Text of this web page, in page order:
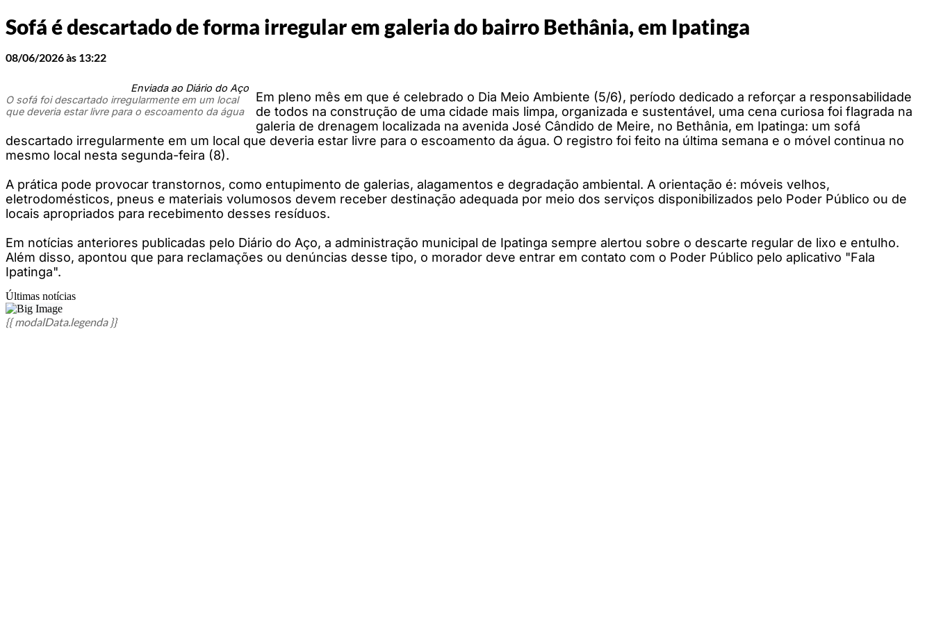
Sofá é descartado de forma irregular em galeria do bairro Bethânia, em Ipatinga
08/06/2026 às 13:22
Enviada ao Diário do Aço
O sofá foi descartado irregularmente em um local
que deveria estar livre para o escoamento da água
Em pleno mês em que é celebrado o Dia Meio Ambiente (5/6), período dedicado a reforçar a responsabilidade
de todos na construção de uma cidade mais limpa, organizada e sustentável, uma cena curiosa foi flagrada na
galeria de drenagem localizada na avenida José Cândido de Meire, no Bethânia, em Ipatinga: um sofá
descartado irregularmente em um local que deveria estar livre para o escoamento da água. O registro foi feito na última semana e o móvel continua no
mesmo local nesta segunda-feira (8).
A prática pode provocar transtornos, como entupimento de galerias, alagamentos e degradação ambiental. A orientação é: móveis velhos,
eletrodomésticos, pneus e materiais volumosos devem receber destinação adequada por meio dos serviços disponibilizados pelo Poder Público ou de
locais apropriados para recebimento desses resíduos.
Em notícias anteriores publicadas pelo Diário do Aço, a administração municipal de Ipatinga sempre alertou sobre o descarte regular de lixo e entulho.
Além disso, apontou que para reclamações ou denúncias desse tipo, o morador deve entrar em contato com o Poder Público pelo aplicativo "Fala
Ipatinga".
Últimas notícias
{{ modalData.legenda }}